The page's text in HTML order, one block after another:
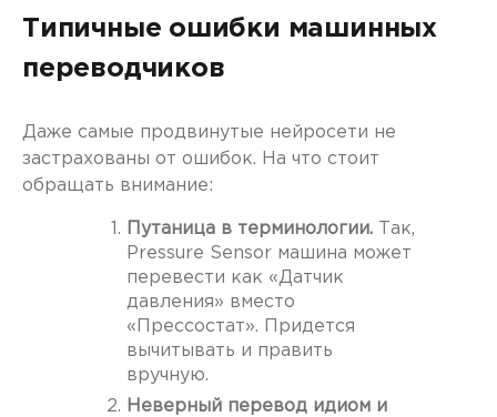
Типичные ошибки машинных
переводчиков
Даже самые продвинутые нейросети не
застрахованы от ошибок. На что стоит
обращать внимание:
Путаница в терминологии. Так,
Pressure Sensor машина может
перевести как «Датчик
давления» вместо
«Прессостат». Придется
вычитывать и править
вручную.
Неверный перевод идиом и